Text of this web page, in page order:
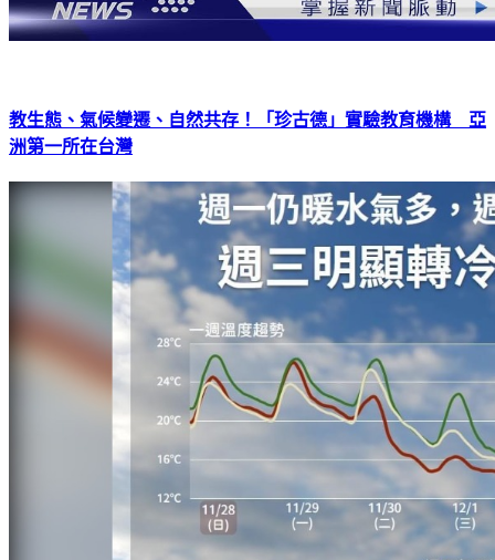
教生態、氣候變遷、自然共存！「珍古德」實驗教育機構 亞
洲第一所在台灣